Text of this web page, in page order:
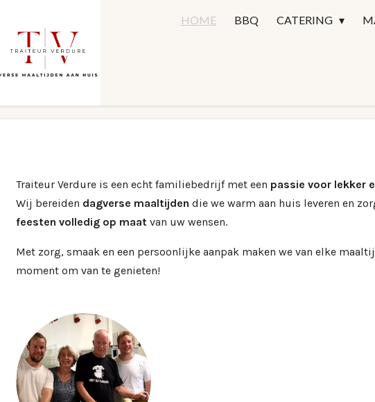
HOME BBQ CATERING
Traiteur Verdure is een echt familiebedrijf met een passie voor lekker
Wij bereiden dagverse maaltijden die we warm aan huis leveren en
feesten volledig op maat van uw wensen.
Met zorg, smaak en een persoonlijke aanpak maken we van elke
moment om van te genieten!